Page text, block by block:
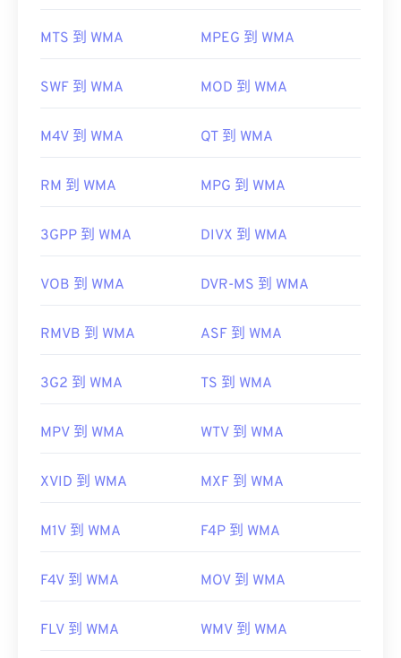
另一個可以開啟 MP3 檔案的程式是
器。請注意，還有兩種其他檔案類型也使用 MP3 副
開發方： ISO /
動態圖像專家組
實用連結：
如何開啟WMA檔案？
Player支援WMA文件，並且通常是開啟這些檔案的
他播放器和程式也支援這種檔案類型。
其他可以開啟 WMA 檔案的程式包括VLC 媒體播放
OverDrive Media
https://docs.microsoft.com/en-
MTS 到 WMA MPEG 到 WMA
SWF 到 WMA MOD 到 WMA
M4V 到 WMA QT 到 WMA
RM 到 WMA MPG 到 WMA
3GPP 到 WMA DIVX 到 WMA
VOB 到 WMA DVR-MS 到 WMA
RMVB 到 WMA ASF 到 WMA
3G2 到 WMA TS 到 WMA
MPV 到 WMA WTV 到 WMA
XVID 到 WMA MXF 到 WMA
M1V 到 WMA F4P 到 WMA
F4V 到 WMA MOV 到 WMA
FLV 到 WMA WMV 到 WMA